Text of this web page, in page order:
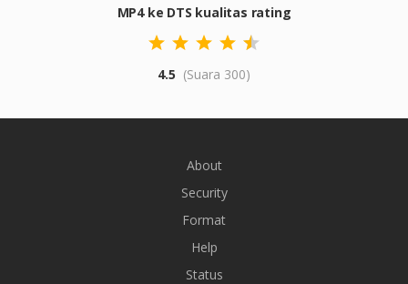
MP4 ke DTS kualitas rating
4.5 (Suara 300)
About
Security
Format
Help
Status